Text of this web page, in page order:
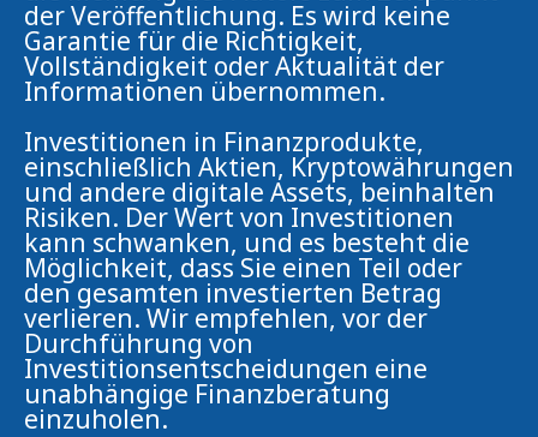
der Veröffentlichung. Es wird keine
Garantie für die Richtigkeit,
Vollständigkeit oder Aktualität der
Informationen übernommen.
Investitionen in Finanzprodukte,
einschließlich Aktien, Kryptowährungen
und andere digitale Assets, beinhalten
Risiken. Der Wert von Investitionen
kann schwanken, und es besteht die
Möglichkeit, dass Sie einen Teil oder
den gesamten investierten Betrag
verlieren. Wir empfehlen, vor der
Durchführung von
Investitionsentscheidungen eine
unabhängige Finanzberatung
einzuholen.